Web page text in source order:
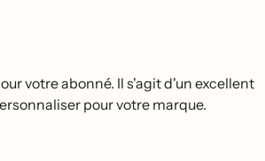
votre abonné. Il s'agit d'un excellent
pour votre marque.